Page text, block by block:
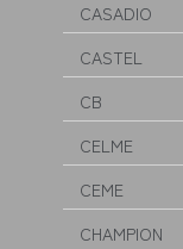
CASADIO
CASTEL
CB
CELME
CEME
CHAMPION